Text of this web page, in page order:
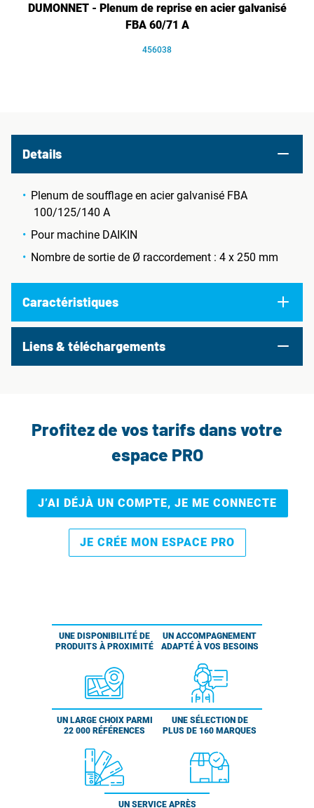
DUMONNET - Plenum de reprise en acier galvanisé
FBA 60/71 A
456038
Details
Plenum de soufflage en acier galvanisé FBA
100/125/140 A
Pour machine DAIKIN
Nombre de sortie de Ø raccordement : 4 x 250 mm
Caractéristiques
Liens & téléchargements
Profitez de vos tarifs dans votre
espace PRO
J’AI DÉJÀ UN COMPTE, JE ME CONNECTE
JE CRÉE MON ESPACE PRO
UNE DISPONIBILITÉ DE
PRODUITS À PROXIMITÉ
UN ACCOMPAGNEMENT
ADAPTÉ À VOS BESOINS
UN LARGE CHOIX PARMI
22 000 RÉFÉRENCES
UNE SÉLECTION DE
PLUS DE 160 MARQUES
UN SERVICE APRÈS